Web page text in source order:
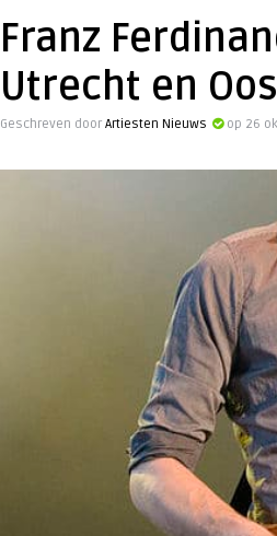
Franz
Utrecht en
Geschreven door Artiesten Nieuws op 26